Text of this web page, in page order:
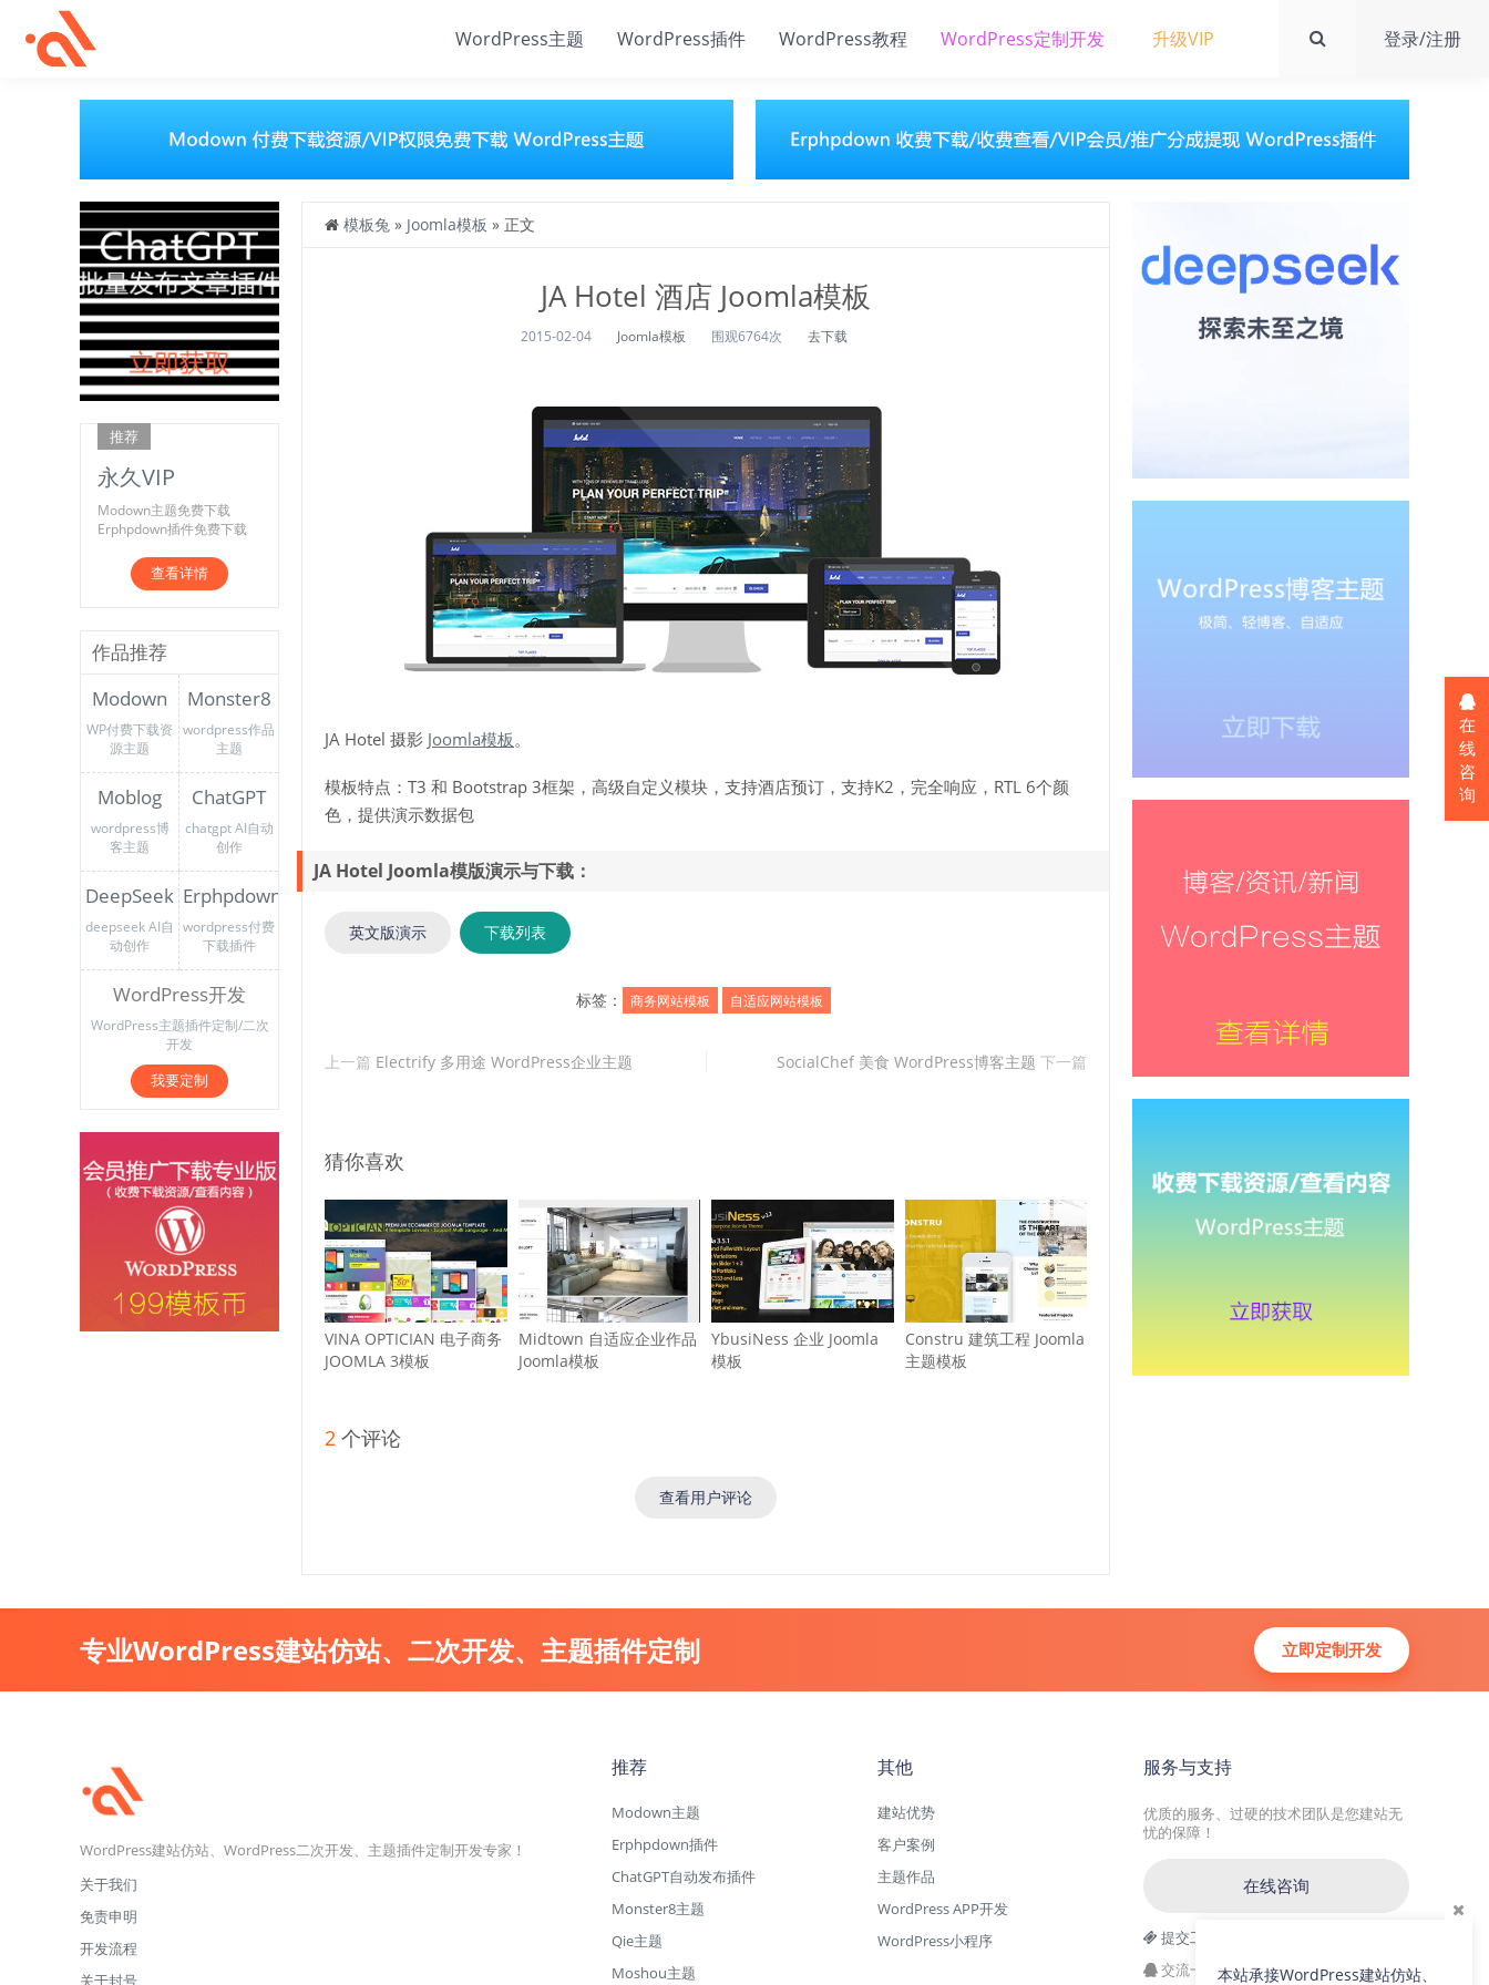
WordPress主题 WordPress插件 WordPress教程 WordPress定制开发 升级VIP 登录/注册
模板兔 » Joomla模板 » 正文
JA Hotel 酒店 Joomla模板
2015-02-04 Joomla模板 围观6764次 去下载
JA Hotel 摄影 Joomla模板。
模板特点：T3 和 Bootstrap 3框架，高级自定义模块，支持酒店预订，支持K2，完全响应，RTL 6个颜
色，提供演示数据包
JA Hotel Joomla模版演示与下载：
英文版演示 下载列表
标签： 商务网站模板 自适应网站模板
上一篇 Electrify 多用途 WordPress企业主题 SocialChef 美食 WordPress博客主题 下一篇
猜你喜欢
VINA OPTICIAN 电子商务
JOOMLA 3模板
Midtown 自适应企业作品
Joomla模板
YbusiNess 企业 Joomla
模板
Constru 建筑工程 Joomla
主题模板
2 个评论
查看用户评论
推荐
永久VIP
Modown主题免费下载
Erphpdown插件免费下载
查看详情
作品推荐
Modown
WP付费下载资
源主题
Monster8
wordpress作品
主题
Moblog
wordpress博
客主题
ChatGPT
chatgpt AI自动
创作
DeepSeek
deepseek AI自
动创作
Erphpdown
wordpress付费
下载插件
WordPress开发
WordPress主题插件定制/二次
开发
我要定制
专业WordPress建站仿站、二次开发、主题插件定制 立即定制开发
WordPress建站仿站、WordPress二次开发、主题插件定制开发专家！
关于我们
免责申明
开发流程
关于封号
推荐
Modown主题
Erphpdown插件
ChatGPT自动发布插件
Monster8主题
Qie主题
Moshou主题
其他
建站优势
客户案例
主题作品
WordPress APP开发
WordPress小程序
服务与支持
优质的服务、过硬的技术团队是您建站无
忧的保障！
在线咨询
提交工单
交流一群：104228692(满)
在
线
咨
询
本站承接WordPress建站仿站、